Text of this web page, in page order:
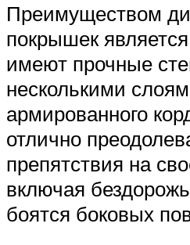
Преимуществом
покрышек
имеют прочные
несколькими
армированного
отлично
препятствия на
включая
боятся боковых